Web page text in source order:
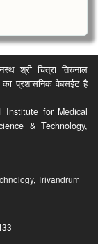
श्री चित्रा तिरुनाल
का प्रशासनिक वेबसईट है
Institute for Medical
& Technology,
Trivandrum